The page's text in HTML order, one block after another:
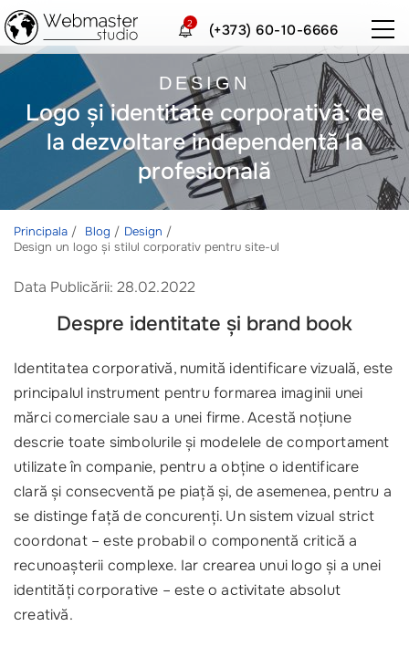
(+373) 60-10-6666
2
DESIGN
Logo și identitate corporativă: de
la dezvoltare independentă la
profesională
Principala Blog
Design
Design un logo și stilul corporativ pentru site-ul
Data Publicării: 28.02.2022
Despre identitate și brand book
Identitatea corporativă, numită identificare vizuală, este
principalul instrument pentru formarea imaginii unei
mărci comerciale sau a unei firme. Acestă noțiune
descrie toate simbolurile și modelele de comportament
utilizate în companie, pentru a obține o identificare
clară și consecventă pe piață și, de asemenea, pentru a
se distinge față de concurenți. Un sistem vizual strict
coordonat – este probabil o componentă critică a
recunoașterii complexe. Iar crearea unui logo și a unei
identități corporative – este o activitate absolut
creativă.